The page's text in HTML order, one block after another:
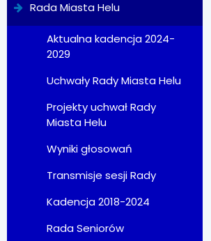
Rada Miasta Helu
Aktualna kadencja 2024-
2029
Uchwały Rady Miasta Helu
Projekty uchwał Rady
Miasta Helu
Wyniki głosowań
Transmisje sesji Rady
Kadencja 2018-2024
Rada Seniorów